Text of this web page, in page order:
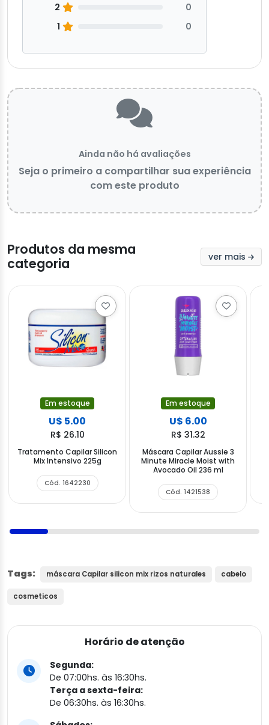
2
0
1
0
Ainda não há avaliações
Seja o primeiro a compartilhar sua experiência
com este produto
Produtos da mesma
categoria
ver mais
Em estoque
U$ 5.00
R$ 26.10
Tratamento Capilar Silicon
Mix Intensivo 225g
Cód. 1642230
Em estoque
U$ 6.00
R$ 31.32
Máscara Capilar Aussie 3
Minute Miracle Moist with
Avocado Oil 236 ml
Cód. 1421538
Tags: máscara Capilar silicon mix rizos naturales cabelo
cosmeticos
Horário de atenção
Segunda:
De 07:00hs. às 16:30hs.
Terça a sexta-feira:
De 06:30hs. às 16:30hs.